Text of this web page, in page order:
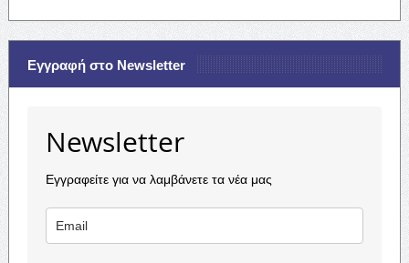
Εγγραφή στο Newsletter
Newsletter
Εγγραφείτε για να λαμβάνετε τα νέα μας